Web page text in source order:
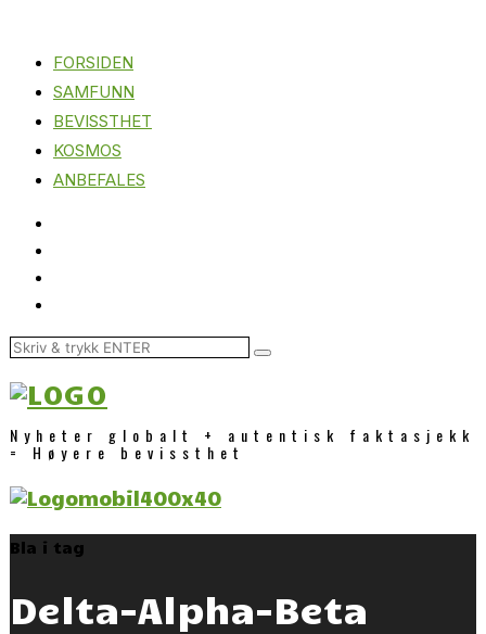
FORSIDEN
SAMFUNN
BEVISSTHET
KOSMOS
ANBEFALES
Nyheter globalt + autentisk faktasjekk
= Høyere bevissthet
Bla i tag
Delta-Alpha-Beta